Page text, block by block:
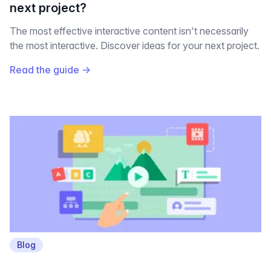
next project?
The most effective interactive content isn't necessarily
the most interactive. Discover ideas for your next project.
Read the guide →
Blog